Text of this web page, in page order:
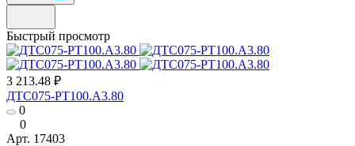
Быстрый просмотр
3 213.48 ₽
ДТС075-РТ100.А3.80
0
0
Арт. 17403